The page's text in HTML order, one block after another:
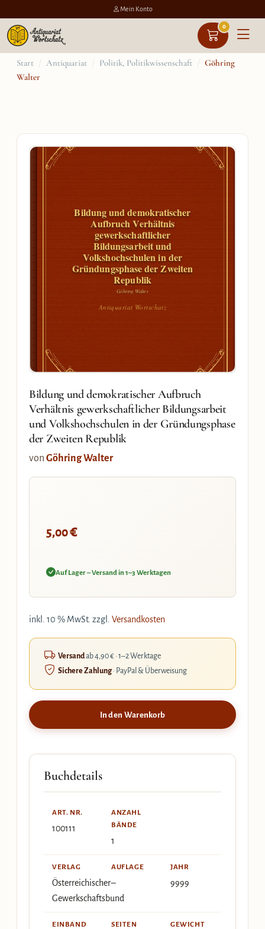
Mein Konto
0
Zum
Inhalt
Start / Antiquariat / Politik, Politikwissenschaft / Göhring
Walter
Bildung und demokratischer
Aufbruch Verhältnis
gewerkschaftlicher
Bildungsarbeit und
Volkshochschulen in der
Gründungsphase der Zweiten
Republik
Göhring Walter
Antiquariat Wortschatz
Bildung und demokratischer Aufbruch
Verhältnis gewerkschaftlicher Bildungsarbeit
und Volkshochschulen in der Gründungsphase
der Zweiten Republik
von Göhring Walter
5,00€
Auf Lager – Versand in 1–3 Werktagen
inkl. 10 % MwSt. zzgl. Versandkosten
Versandab 4,90 € · 1–2 Werktage
Sichere Zahlung· PayPal & Überweisung
In den Warenkorb
Buchdetails
ART. NR.
100111
ANZAHL
BÄNDE
1
VERLAG
Österreichischer
Gewerkschaftsbund
AUFLAGE
–
JAHR
9999
EINBAND SEITEN GEWICHT